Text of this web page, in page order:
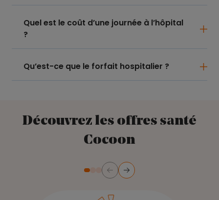
Quel est le coût d’une journée à l’hôpital
?
Qu’est-ce que le forfait hospitalier ?
Découvrez les offres santé
Cocoon
Diapositive numéro 1
Diapositive numéro 2
Diapositive numéro 3
Précédent
Suivant